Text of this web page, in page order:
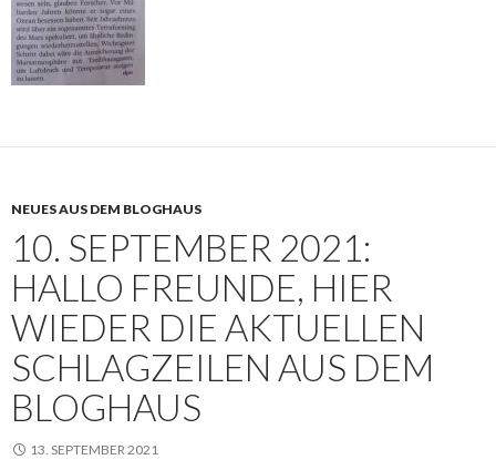
NEUES AUS DEM BLOGHAUS
10. SEPTEMBER 2021:
HALLO FREUNDE, HIER
WIEDER DIE AKTUELLEN
SCHLAGZEILEN AUS DEM
BLOGHAUS
13. SEPTEMBER 2021